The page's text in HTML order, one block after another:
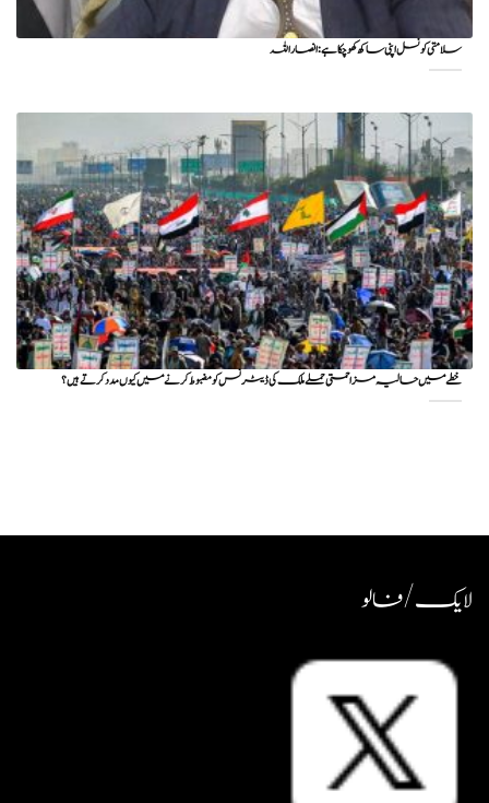
سلامتی کونسل اپنی ساکھ کھو چکا ہے: انصار اللہ
خطے میں حالیہ مزاحمتی حملے ملک کی ڈیٹرنس کو مضبوط کرنے میں کیوں مدد کرتے ہیں؟
لایک / فالو